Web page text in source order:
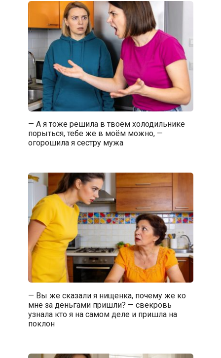
— А я тоже решила в твоём холодильнике
порыться, тебе же в моём можно, —
огорошила я сестру мужа
— Вы же сказали я нищенка, почему же ко
мне за деньгами пришли? — свекровь
узнала кто я на самом деле и пришла на
поклон